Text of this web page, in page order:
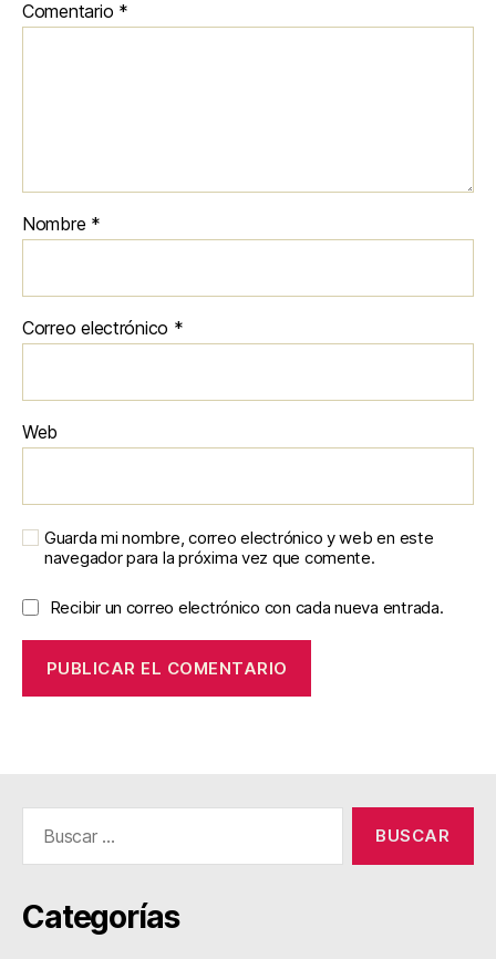
Comentario *
Nombre *
Correo electrónico *
Web
Guarda mi nombre, correo electrónico y web en este
navegador para la próxima vez que comente.
Recibir un correo electrónico con cada nueva entrada.
Categorías